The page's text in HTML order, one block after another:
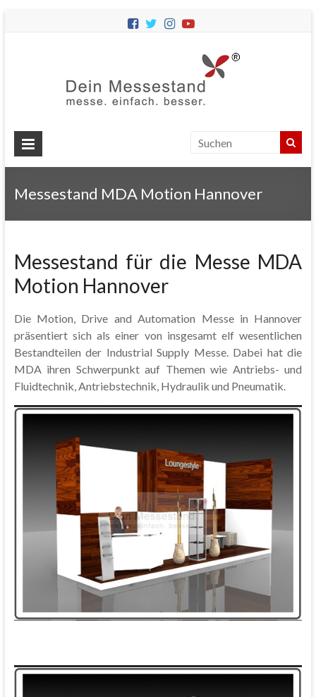
Messestände
für
Messestand MDA Motion Hannover
Messestand für die Messe MDA
Motion Hannover
Die Motion, Drive and Automation Messe in Hannover
präsentiert sich als einer von insgesamt elf wesentlichen
Bestandteilen der Industrial Supply Messe. Dabei hat die
MDA ihren Schwerpunkt auf Themen wie Antriebs- und
Fluidtechnik, Antriebstechnik, Hydraulik und Pneumatik.